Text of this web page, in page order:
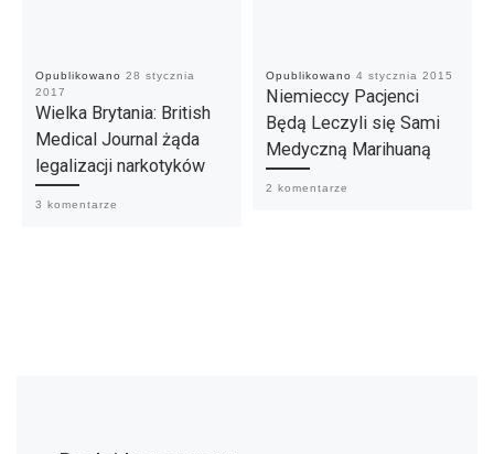
Opublikowano 28 stycznia
2017
Wielka Brytania: British
Medical Journal żąda
legalizacji narkotyków
3 komentarze
Opublikowano 4 stycznia 2015
Niemieccy Pacjenci
Będą Leczyli się Sami
Medyczną Marihuaną
2 komentarze